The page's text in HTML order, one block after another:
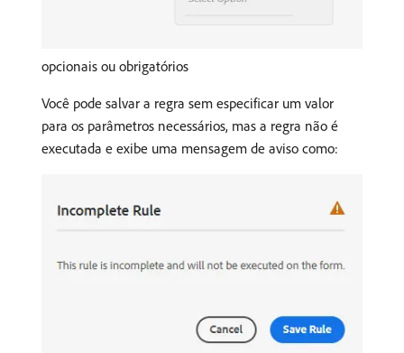
opcionais ou obrigatórios
Você pode salvar a regra sem especificar um valor
para os parâmetros necessários, mas a regra não é
executada e exibe uma mensagem de aviso como: